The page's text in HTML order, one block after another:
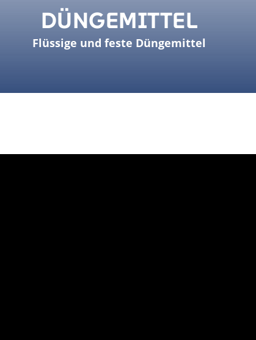
DÜNGEMITTEL
Flüssige und feste Düngemittel